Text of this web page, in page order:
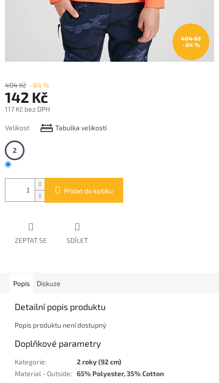
404 Kč
–64 %
404 Kč –64 %
142 Kč
117 Kč bez DPH
cena:
Velikost Tabulka velikostí
2
Přidat do košíku
ZEPTAT SE SDÍLET
Popis Diskuze
Detailní popis produktu
Popis produktu není dostupný
Doplňkové parametry
Kategorie:
2 roky (92 cm)
Material - Outside: 65% Polyester, 35% Cotton